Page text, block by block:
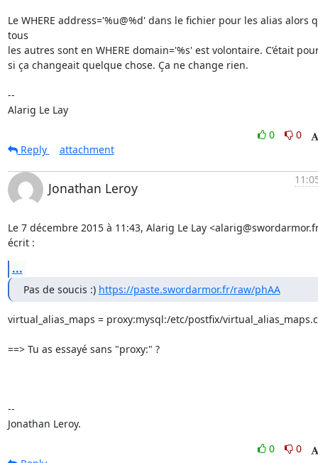
Le WHERE address='%u@%d' dans le fichier pour les alias alors
tous
les autres sont en WHERE domain='%s' est volontaire. C’était
si ça changeait quelque chose. Ça ne change rien.
--
Alarig Le Lay
0
0
Reply
attachment
Jonathan Leroy
Le 7 décembre 2015 à 11:43, Alarig Le Lay
écrit :
...
Pas de soucis :) https://paste.swordarmor.fr/raw/phAA
virtual_alias_maps = proxy:mysql:/etc/postfix/
==> Tu as essayé sans "proxy:" ?
--
Jonathan Leroy.
0
0